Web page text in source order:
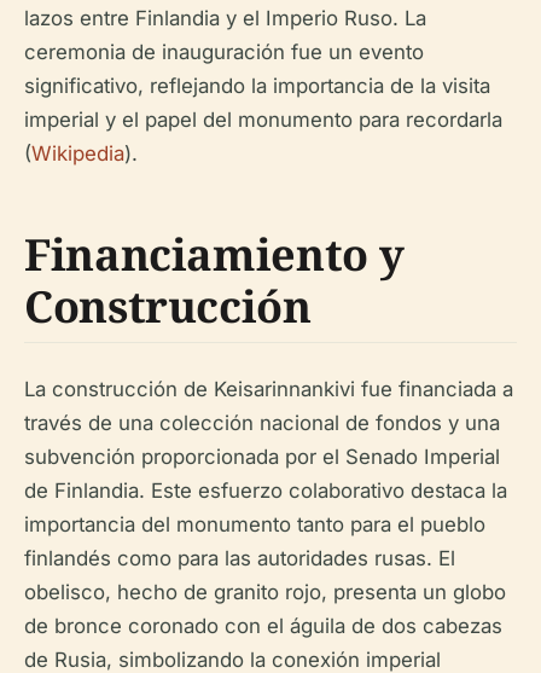
lazos entre Finlandia y el Imperio Ruso. La
ceremonia de inauguración fue un evento
significativo, reflejando la importancia de la visita
imperial y el papel del monumento para recordarla
(Wikipedia).
Financiamiento y
Construcción
La construcción de Keisarinnankivi fue financiada a
través de una colección nacional de fondos y una
subvención proporcionada por el Senado Imperial
de Finlandia. Este esfuerzo colaborativo destaca la
importancia del monumento tanto para el pueblo
finlandés como para las autoridades rusas. El
obelisco, hecho de granito rojo, presenta un globo
de bronce coronado con el águila de dos cabezas
de Rusia, simbolizando la conexión imperial